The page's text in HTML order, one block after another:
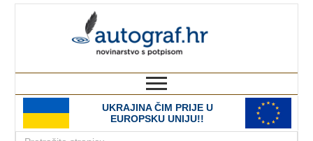
UKRAJINA ČIM PRIJE U
EUROPSKU UNIJU!!